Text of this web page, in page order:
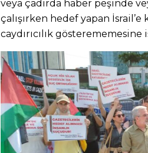
veya çadırda haber peşinde
çalışırken hedef yapan İsrail’e
caydırıcılık